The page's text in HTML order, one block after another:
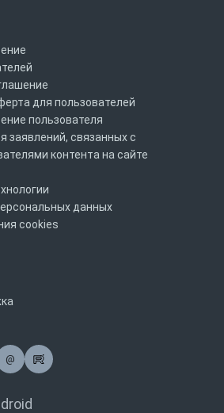
для пользователей
пользователя
заявлений, связанных с
контента на сайте
данных
cookies
@
Почта